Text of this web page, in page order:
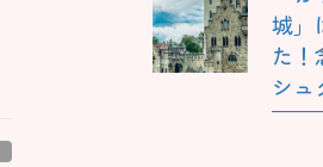
城」
た！
シュ